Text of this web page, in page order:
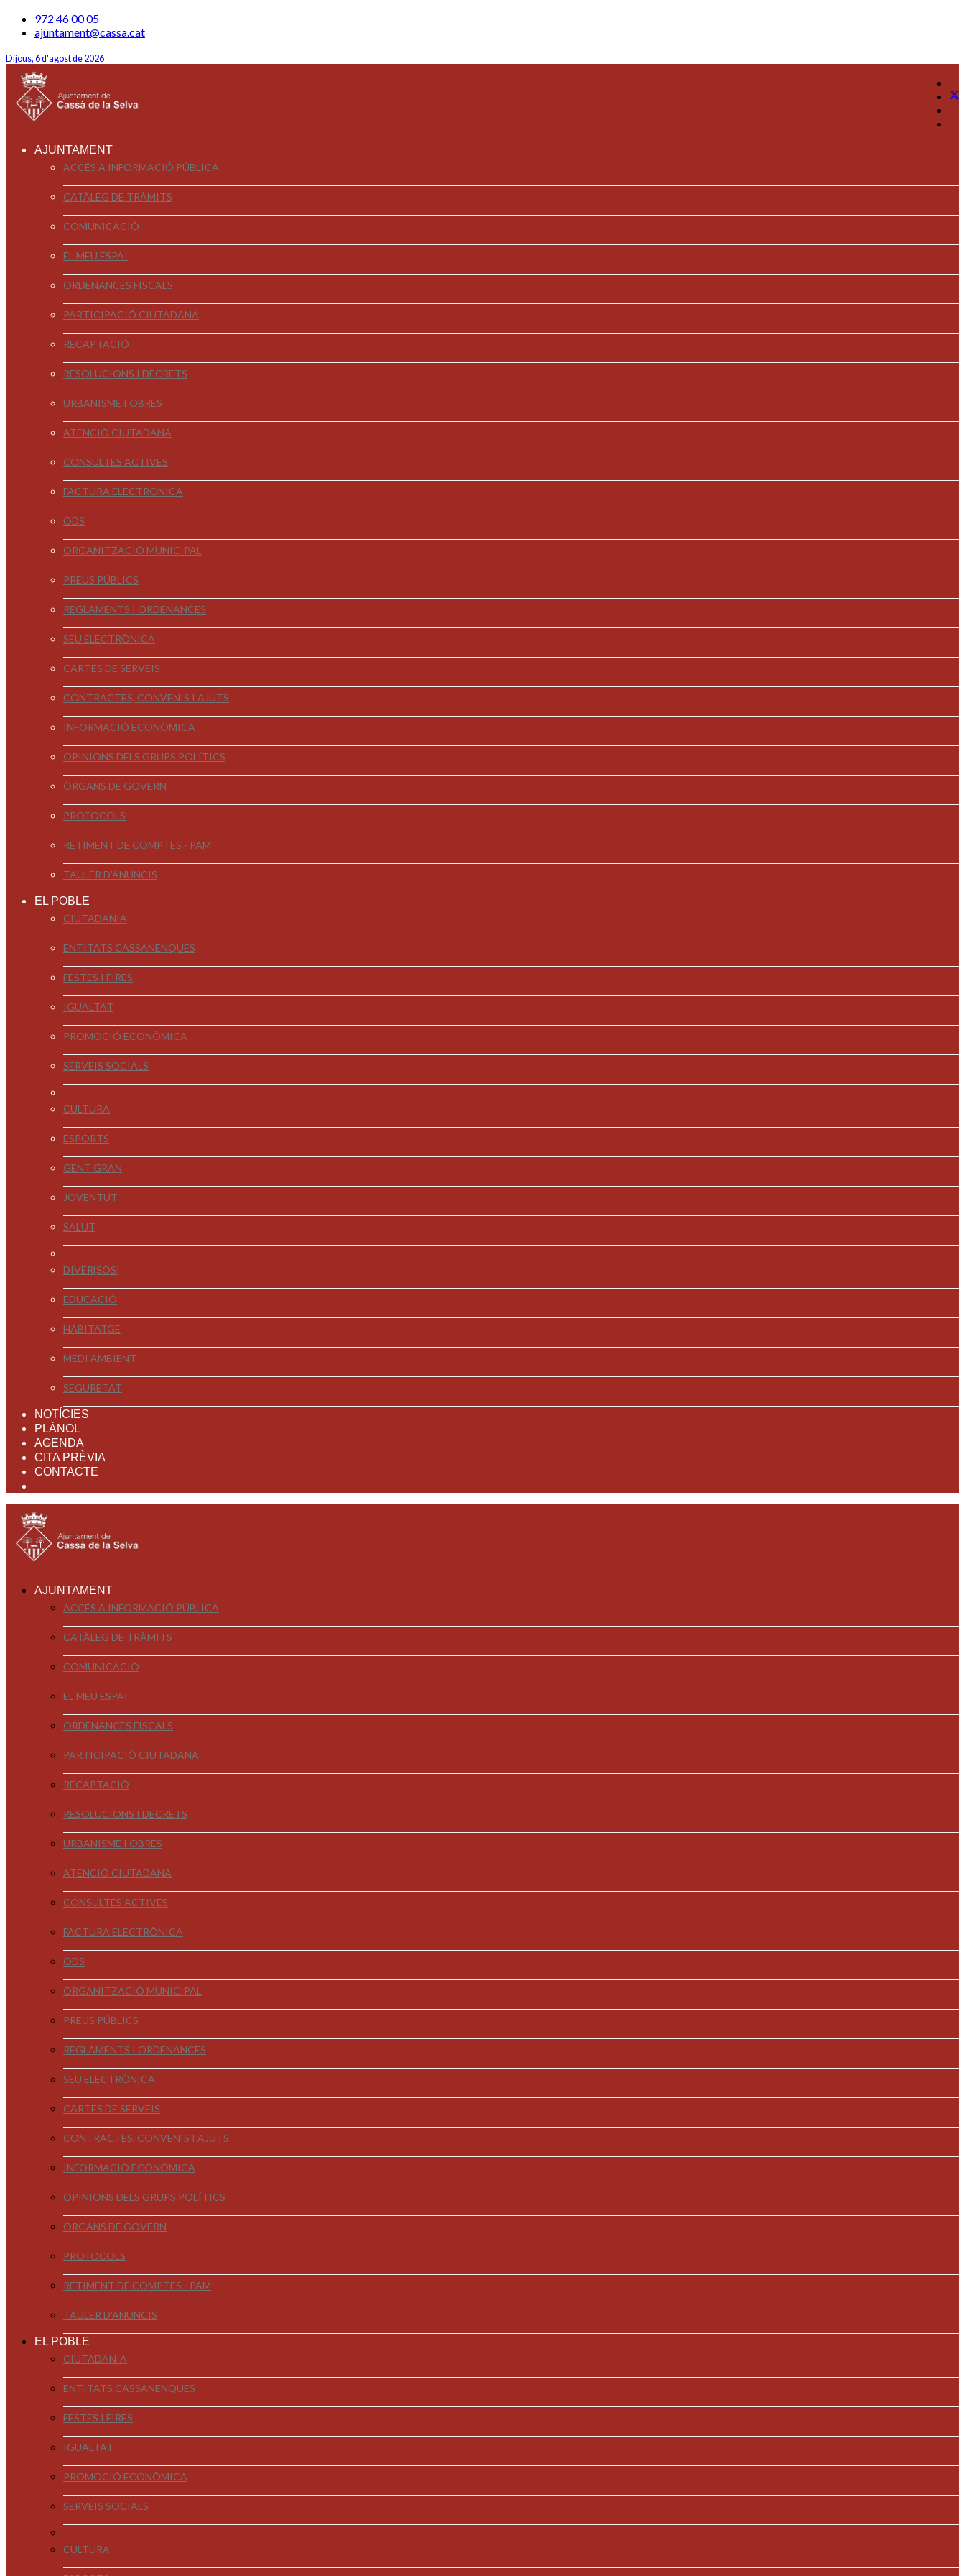
972 46 00 05
ajuntament@cassa.cat
Dijous, 6 d'agost de 2026
AJUNTAMENT
ACCÉS A INFORMACIÓ PÚBLICA
CATÀLEG DE TRÀMITS
COMUNICACIÓ
EL MEU ESPAI
ORDENANCES FISCALS
PARTICIPACIÓ CIUTADANA
RECAPTACIÓ
RESOLUCIONS I DECRETS
URBANISME I OBRES
ATENCIÓ CIUTADANA
CONSULTES ACTIVES
FACTURA ELECTRÒNICA
ODS
ORGANITZACIÓ MUNICIPAL
PREUS PÚBLICS
REGLAMENTS I ORDENANCES
SEU ELECTRÒNICA
CARTES DE SERVEIS
CONTRACTES, CONVENIS I AJUTS
INFORMACIÓ ECONÒMICA
OPINIONS DELS GRUPS POLÍTICS
ÒRGANS DE GOVERN
PROTOCOLS
RETIMENT DE COMPTES - PAM
TAULER D'ANUNCIS
EL POBLE
CIUTADANIA
ENTITATS CASSANENQUES
FESTES I FIRES
IGUALTAT
PROMOCIÓ ECONÒMICA
SERVEIS SOCIALS
CULTURA
ESPORTS
GENT GRAN
JOVENTUT
SALUT
DIVER[SOS]
EDUCACIÓ
HABITATGE
MEDI AMBIENT
SEGURETAT
NOTÍCIES
PLÀNOL
AGENDA
CITA PRÈVIA
CONTACTE
AJUNTAMENT
ACCÉS A INFORMACIÓ PÚBLICA
CATÀLEG DE TRÀMITS
COMUNICACIÓ
EL MEU ESPAI
ORDENANCES FISCALS
PARTICIPACIÓ CIUTADANA
RECAPTACIÓ
RESOLUCIONS I DECRETS
URBANISME I OBRES
ATENCIÓ CIUTADANA
CONSULTES ACTIVES
FACTURA ELECTRÒNICA
ODS
ORGANITZACIÓ MUNICIPAL
PREUS PÚBLICS
REGLAMENTS I ORDENANCES
SEU ELECTRÒNICA
CARTES DE SERVEIS
CONTRACTES, CONVENIS I AJUTS
INFORMACIÓ ECONÒMICA
OPINIONS DELS GRUPS POLÍTICS
ÒRGANS DE GOVERN
PROTOCOLS
RETIMENT DE COMPTES - PAM
TAULER D'ANUNCIS
EL POBLE
CIUTADANIA
ENTITATS CASSANENQUES
FESTES I FIRES
IGUALTAT
PROMOCIÓ ECONÒMICA
SERVEIS SOCIALS
CULTURA